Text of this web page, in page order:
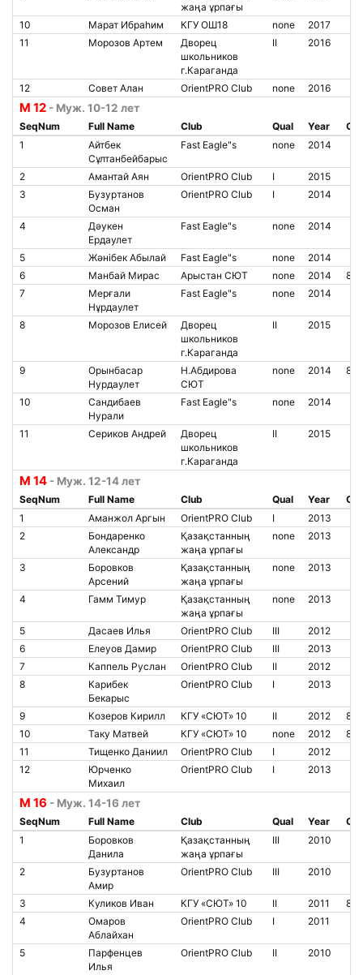
жаңа ұрпағы
10 Марат Ибраһим КГУ ОШ18 none
2017
11
Морозов Артем
Дворец
школьников
г.Караганда
II 2016
12 Совет Алан OrientPRO Club none 2016
М 12 - Муж. 10-12 лет
SeqNum Full Name Club Qual Year
1
Айтбек
Сұлтанбейбарыс
Fast Eagle"s none 2014
2 Амантай Аян OrientPRO Club I
2015
3
Бузуртанов
Осман
OrientPRO Club I 2014
4
Дәукен
Ердаулет
Fast Eagle"s none 2014
5 Жәнібек Абылай Fast Eagle"s none
2014
6
Манбай Мирас Арыстан СЮТ none 2014
7
Мерғали
Нұрдаулет
Fast Eagle"s none 2014
8 Морозов Елисей
Дворец
школьников
г.Караганда
II 2015
9
Орынбасар
Нурдаулет
Н.Абдирова
СЮТ
none 2014
10
Сандибаев
Нурали
Fast Eagle"s none 2014
11 Сериков Андрей
Дворец
школьников
г.Караганда
II 2015
М 14 - Муж. 12-14 лет
SeqNum Full Name Club Qual Year
1
Аманжол Аргын OrientPRO Club I
2013
2
Бондаренко
Александр
Қазақстанның
жаңа ұрпағы
none 2013
3
Боровков
Арсений
Қазақстанның
жаңа ұрпағы
none 2013
4 Гамм Тимур
Қазақстанның
жаңа ұрпағы
none 2013
5 Дасаев Илья OrientPRO Club III
2012
6
Елеуов Дамир OrientPRO Club III
2013
7
Каппель Руслан OrientPRO Club II
2012
8
Карибек
Бекарыс
OrientPRO Club I 2013
9 Козеров Кирилл КГУ «СЮТ» 10 II 2012
10
Таку Матвей КГУ «СЮТ» 10 none 2012
11
Тищенко Даниил OrientPRO Club I
2012
12
Юрченко
Михаил
OrientPRO Club I 2013
М 16 - Муж. 14-16 лет
SeqNum Full Name Club Qual Year
1
Боровков
Данила
Қазақстанның
жаңа ұрпағы
III 2010
2
Бузуртанов
Амир
OrientPRO Club III 2010
3 Куликов Иван КГУ «СЮТ» 10 II 2011
4
Омаров
Аблайхан
OrientPRO Club I 2011
5
Парфенцев
Илья
OrientPRO Club II 2010